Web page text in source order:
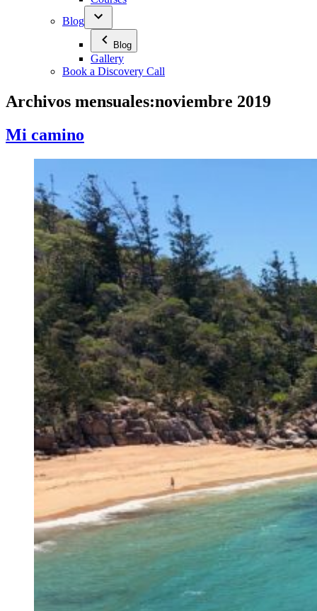
Blog
Blog
Gallery
Book a Discovery Call
Archivos mensuales:noviembre 2019
Mi camino